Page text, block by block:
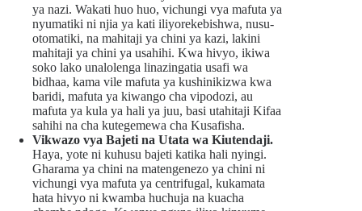
ya nazi. Wakati huo huo, vichungi vya mafuta ya
nyumatiki ni njia ya kati iliyorekebishwa, nusu-
otomatiki, na mahitaji ya chini ya kazi, lakini
mahitaji ya chini ya usahihi. Kwa hivyo, ikiwa
soko lako unalolenga linazingatia usafi wa
bidhaa, kama vile mafuta ya kushinikizwa kwa
baridi, mafuta ya kiwango cha vipodozi, au
mafuta ya kula ya hali ya juu, basi utahitaji Kifaa
sahihi na cha kutegemewa cha Kusafisha.
Vikwazo vya Bajeti na Utata wa Kiutendaji.
Haya, yote ni kuhusu bajeti katika hali nyingi.
Gharama ya chini na matengenezo ya chini ni
vichungi vya mafuta ya centrifugal, kukamata
hata hivyo ni kwamba huchuja na kuacha